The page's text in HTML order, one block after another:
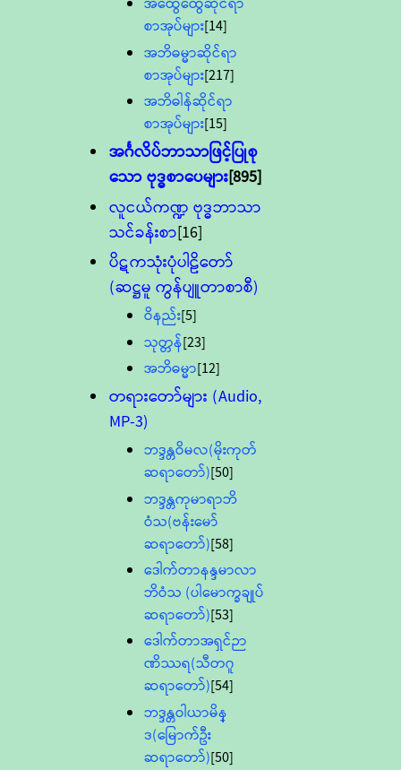
စာအုပ်များ[14]
အဘိဓမ္မာဆိုင်ရာ
စာအုပ်များ[217]
အဘိဓါန်ဆိုင်ရာ
စာအုပ်များ[15]
အင်္ဂလိပ်ဘာသာဖြင့်ပြုစု
သော ဗုဒ္ဓစာပေများ[895]
လူငယ်ကဏ္ဍ ဗုဒ္ဓဘာသာ
သင်ခန်းစာ[16]
ပိဋကသုံးပုံပါဠိတော်
(ဆဋ္ဌမူ ကွန်ပျူတာစာစီ)
ဝိနည်း[5]
သုတ္တန်[23]
အဘိဓမ္မာ[12]
တရားတော်များ (Audio,
MP-3)
ဘဒ္ဒန္တဝိမလ(မိုးကုတ်
ဆရာတော်)[50]
ဘဒ္ဒန္တကုမာရာဘိ
ဝံသ(ဗန်းမော်
ဆရာတော်)[58]
ဒေါက်တာနန္ဒမာလာ
ဘိဝံသ (ပါမောက္ခချုပ်
ဆရာတော်)[53]
ဒေါက်တာအရှင်ဉာ
ဏိဿရ(သီတဂူ
ဆရာတော်)[54]
ဘဒ္ဒန္တဝါယာမိန္
ဒ(မြောက်ဦး
ဆရာတော်)[50]